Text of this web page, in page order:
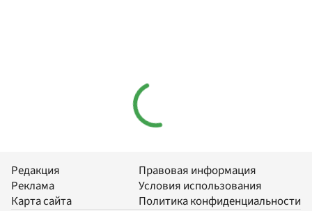
Редакция
Реклама
Карта сайта
Правовая информация
Условия использования
Политика конфиденциальности